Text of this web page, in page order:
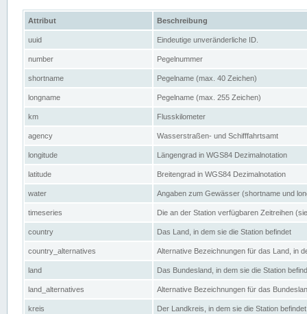
Attribut Beschreibung
uuid Eindeutige unveränderliche ID.
number Pegelnummer
shortname Pegelname (max. 40 Zeichen)
longname Pegelname (max. 255 Zeichen)
km Flusskilometer
agency Wasserstraßen- und Schifffahrtsamt
longitude Längengrad in WGS84 Dezimalnotation
latitude Breitengrad in WGS84 Dezimalnotation
water Angaben zum Gewässer (shortname und
timeseries Die an der Station verfügbaren Zeitreihen
country Das Land, in dem sie die Station befindet
country_alternatives Alternative Bezeichnungen für das Land, in
land Das Bundesland, in dem sie die Station
land_alternatives Alternative Bezeichnungen für das
kreis Der Landkreis, in dem sie die Station befindet